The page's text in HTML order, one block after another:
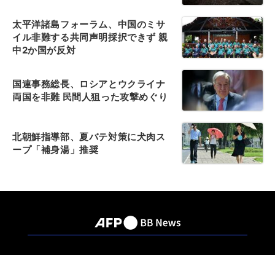
太平洋諸島フォーラム、中国のミサ
イル非難する共同声明採択できず 親
中2か国が反対
国連事務総長、ロシアとウクライナ
両国を非難 民間人狙った攻撃めぐり
北朝鮮指導部、夏バテ対策に犬肉ス
ープ「補身湯」推奨